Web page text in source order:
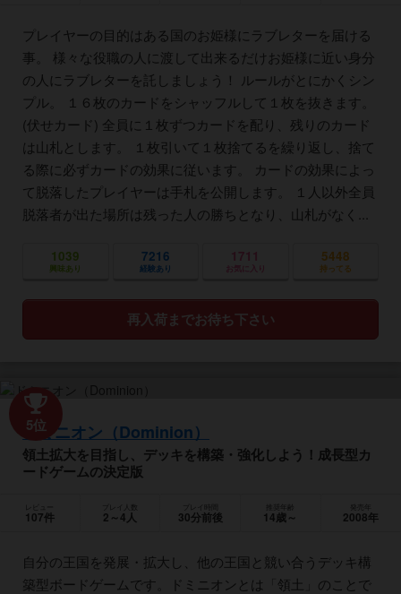
プレイヤーの目的はある国のお姫様にラブレターを届ける
事。 様々な役職の人に渡して出来るだけお姫様に近い身分
の人にラブレターを託しましょう！ ルールがとにかくシン
プル。 １６枚のカードをシャッフルして１枚を抜きます。
(伏せカード) 全員に１枚ずつカードを配り、残りのカード
は山札とします。 １枚引いて１枚捨てるを繰り返し、捨て
る際に必ずカードの効果に従います。 カードの効果によっ
て脱落したプレイヤーは手札を公開します。 １人以外全員
脱落者が出た場所は残った人の勝ちとなり、山札がなく...
1039
興味あり
7216
経験あり
1711
お気に入り
5448
持ってる
再入荷までお待ち下さい
5位
ドミニオン（Dominion）
領土拡大を目指し、デッキを構築・強化しよう！成長型カ
ードゲームの決定版
107件
プレイ人数
2～4人 30分前後
推奨年齢
14歳～ 2008年
自分の王国を発展・拡大し、他の王国と競い合うデッキ構
築型ボードゲームです。ドミニオンとは「領土」のことで